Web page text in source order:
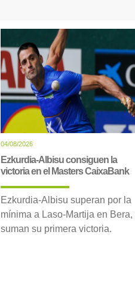
04/08/2026
Ezkurdia-Albisu consiguen la
victoria en el Masters CaixaBank
Ezkurdia-Albisu superan por la
mínima a Laso-Martija en Bera,
suman su primera victoria.